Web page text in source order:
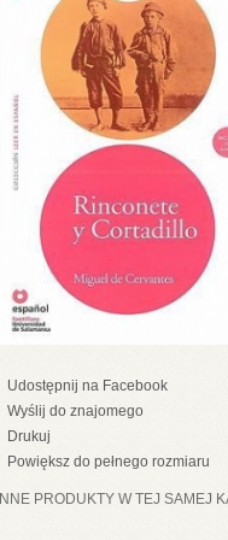
Udostępnij na Facebook
Wyślij do znajomego
Drukuj
Powiększ do pełnego rozmiaru
INNE PRODUKTY W TEJ SAMEJ